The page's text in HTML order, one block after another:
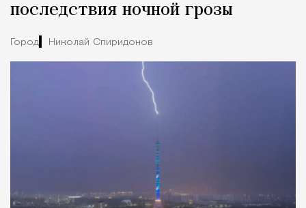
последствия ночной грозы
Город Николай Спиридонов